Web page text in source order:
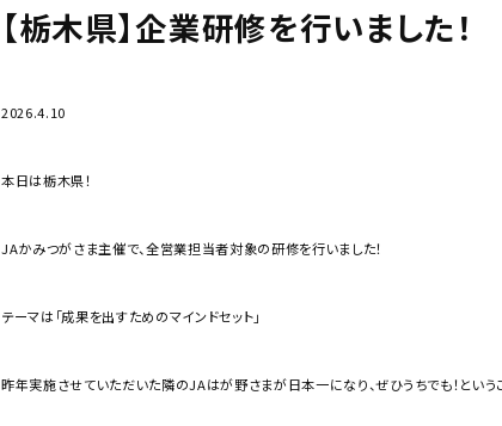
【栃木県】企業研修を行いました！
2026.4.10
本日は栃木県！
JAかみつがさま主催で、全営業担当者対象の研修を行いました！
テーマは「成果を出すためのマインドセット」
昨年実施させていただいた隣のJAはが野さまが日本一になり、ぜひうちでも！という